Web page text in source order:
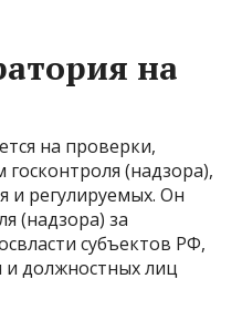
на
на проверки,
(надзора),
и регулируемых. Он
(надзора) за
субъектов РФ,
и должностных лиц